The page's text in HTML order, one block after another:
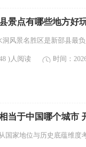
景点有哪些地方好
洞风景名胜区是新邵县最
)人阅读 时间：
当于中国哪个城市
国家地位与历史底蕴维度